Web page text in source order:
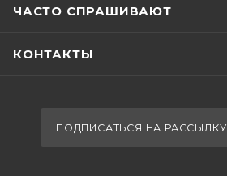
ЧАСТО СПРАШИВАЮТ
КОНТАКТЫ
ПОДПИСАТЬСЯ НА РАССЫЛКУ